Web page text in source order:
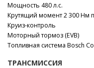
Мощность 480 л.с.
Крутящий момент 2 300 Нм
Круиз-контроль
Моторный тормоз (EVB)
Топливная система Bosch
ТРАНСМИССИЯ